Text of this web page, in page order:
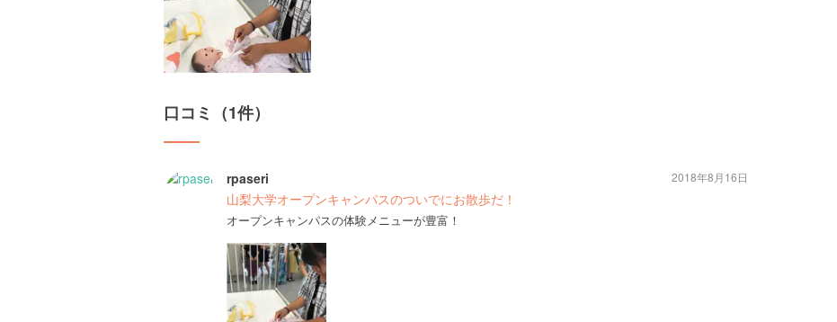
口コミ（1件）
rpaseri
山梨大学オープンキャンパスのついでにお散歩だ！
オープンキャンパスの体験メニューが豊富！
2018年8月16日